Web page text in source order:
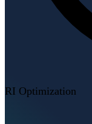
RI Optimization